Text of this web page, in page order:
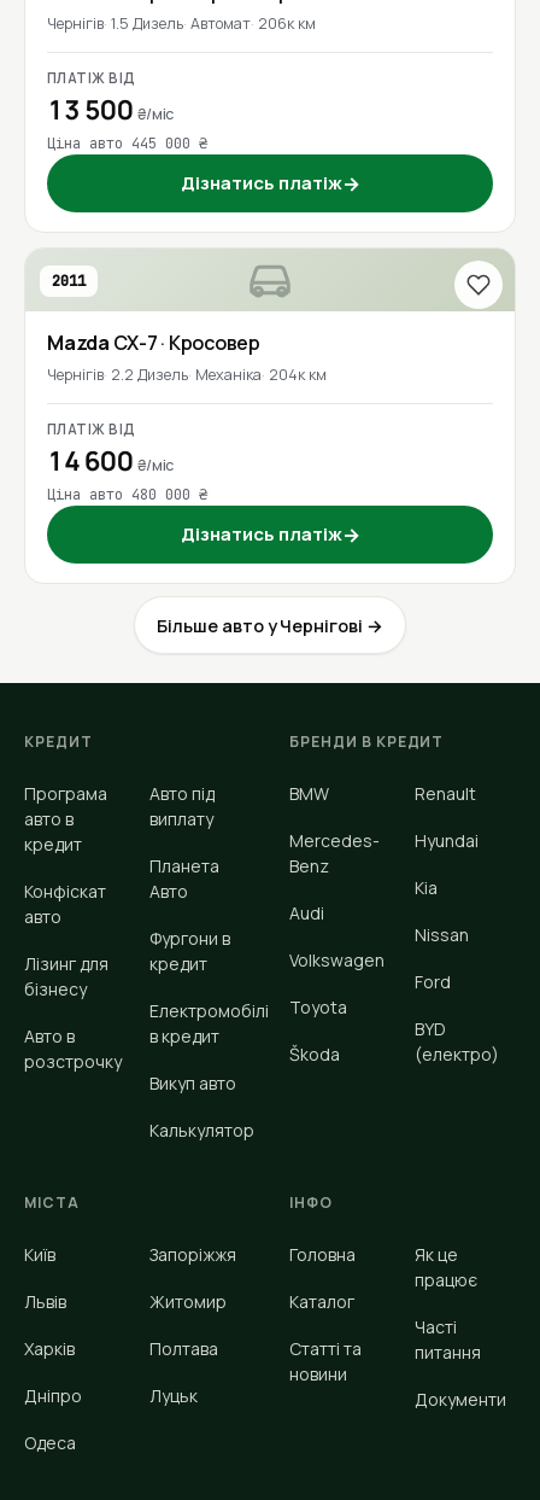
Чернігів 1.5 Дизель Автомат 206к км
ПЛАТІЖ ВІД
13 500 ₴/міс
Ціна авто 445 000 ₴
Дізнатись платіж→
2011
Mazda CX-7· Кросовер
Чернігів 2.2 Дизель Механіка 204к км
ПЛАТІЖ ВІД
14 600 ₴/міс
Ціна авто 480 000 ₴
Дізнатись платіж→
Більше авто у Чернігові →
КРЕДИТ
Програма
авто в
кредит
Конфіскат
авто
Лізинг для
бізнесу
Авто в
розстрочку
Авто під
виплату
Планета
Авто
Фургони в
кредит
Електромобілі
в кредит
Викуп авто
Калькулятор
БРЕНДИ В КРЕДИТ
BMW
Mercedes-
Benz
Audi
Volkswagen
Toyota
Škoda
Renault
Hyundai
Kia
Nissan
Ford
BYD
(електро)
МІСТА
Київ
Львів
Харків
Дніпро
Одеса
Запоріжжя
Житомир
Полтава
Луцьк
ІНФО
Головна
Каталог
Статті та
новини
Як це
працює
Часті
питання
Документи